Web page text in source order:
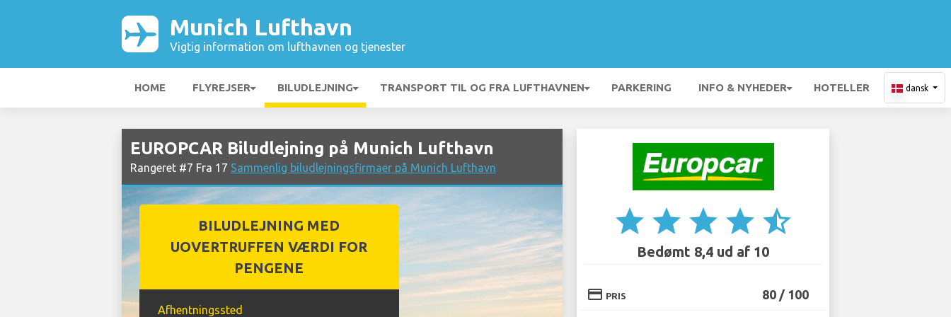
Munich Lufthavn
Vigtig information om lufthavnen og tjenester
HOME FLYREJSER BILUDLEJNING TRANSPORT TIL OG FRA LUFTHAVNEN PARKERING INFO & NYHEDER HOTELLER dansk
EUROPCAR Biludlejning på Munich Lufthavn
Rangeret #7 Fra 17 Sammenlig biludlejningsfirmaer på Munich Lufthavn
BILUDLEJNING MED
UOVERTRUFFEN VÆRDI FOR
PENGENE
Afhentningssted
star star star star star_half
Bedømt 8,4 ud af 10
credit_card PRIS 80 / 100